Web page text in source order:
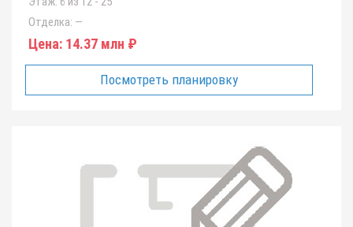
Отделка: —
Цена: 14.37 млн ₽
Посмотреть планировку